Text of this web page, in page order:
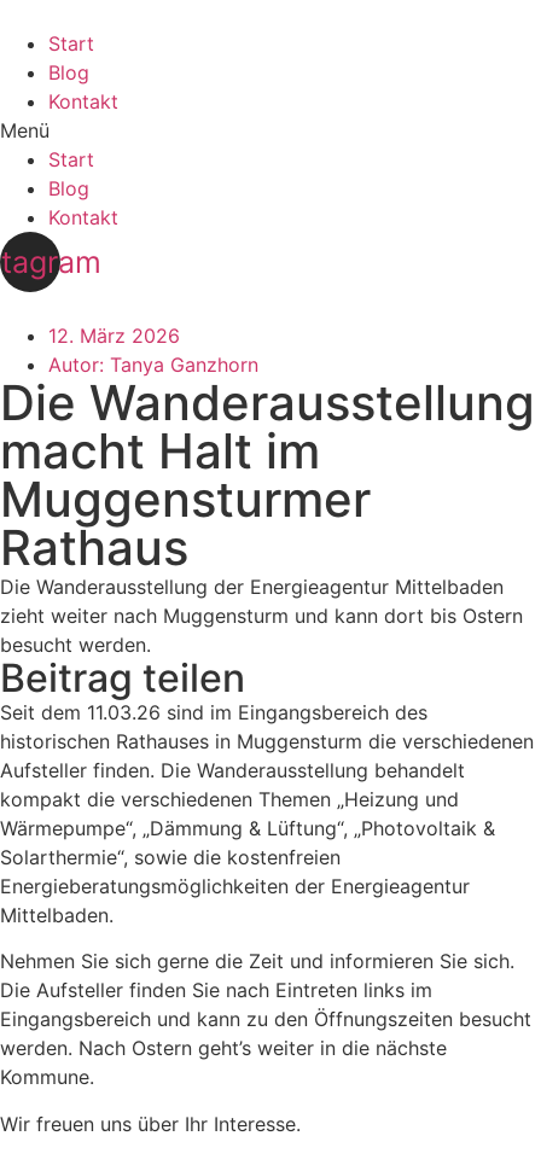
Inhalt
wechseln
Start
Blog
Kontakt
Menü
Start
Blog
Kontakt
12. März 2026
Autor: Tanya Ganzhorn
Die Wanderausstellung
macht Halt im
Muggensturmer
Rathaus
Die Wanderausstellung der Energieagentur Mittelbaden
zieht weiter nach Muggensturm und kann dort bis Ostern
besucht werden.
Beitrag teilen
Seit dem 11.03.26 sind im Eingangsbereich des
historischen Rathauses in Muggensturm die verschiedenen
Aufsteller finden. Die Wanderausstellung behandelt
kompakt die verschiedenen Themen „Heizung und
Wärmepumpe“, „Dämmung & Lüftung“, „Photovoltaik &
Solarthermie“, sowie die kostenfreien
Energieberatungsmöglichkeiten der Energieagentur
Mittelbaden.
Nehmen Sie sich gerne die Zeit und informieren Sie sich.
Die Aufsteller finden Sie nach Eintreten links im
Eingangsbereich und kann zu den Öffnungszeiten besucht
werden. Nach Ostern geht’s weiter in die nächste
Kommune.
Wir freuen uns über Ihr Interesse.